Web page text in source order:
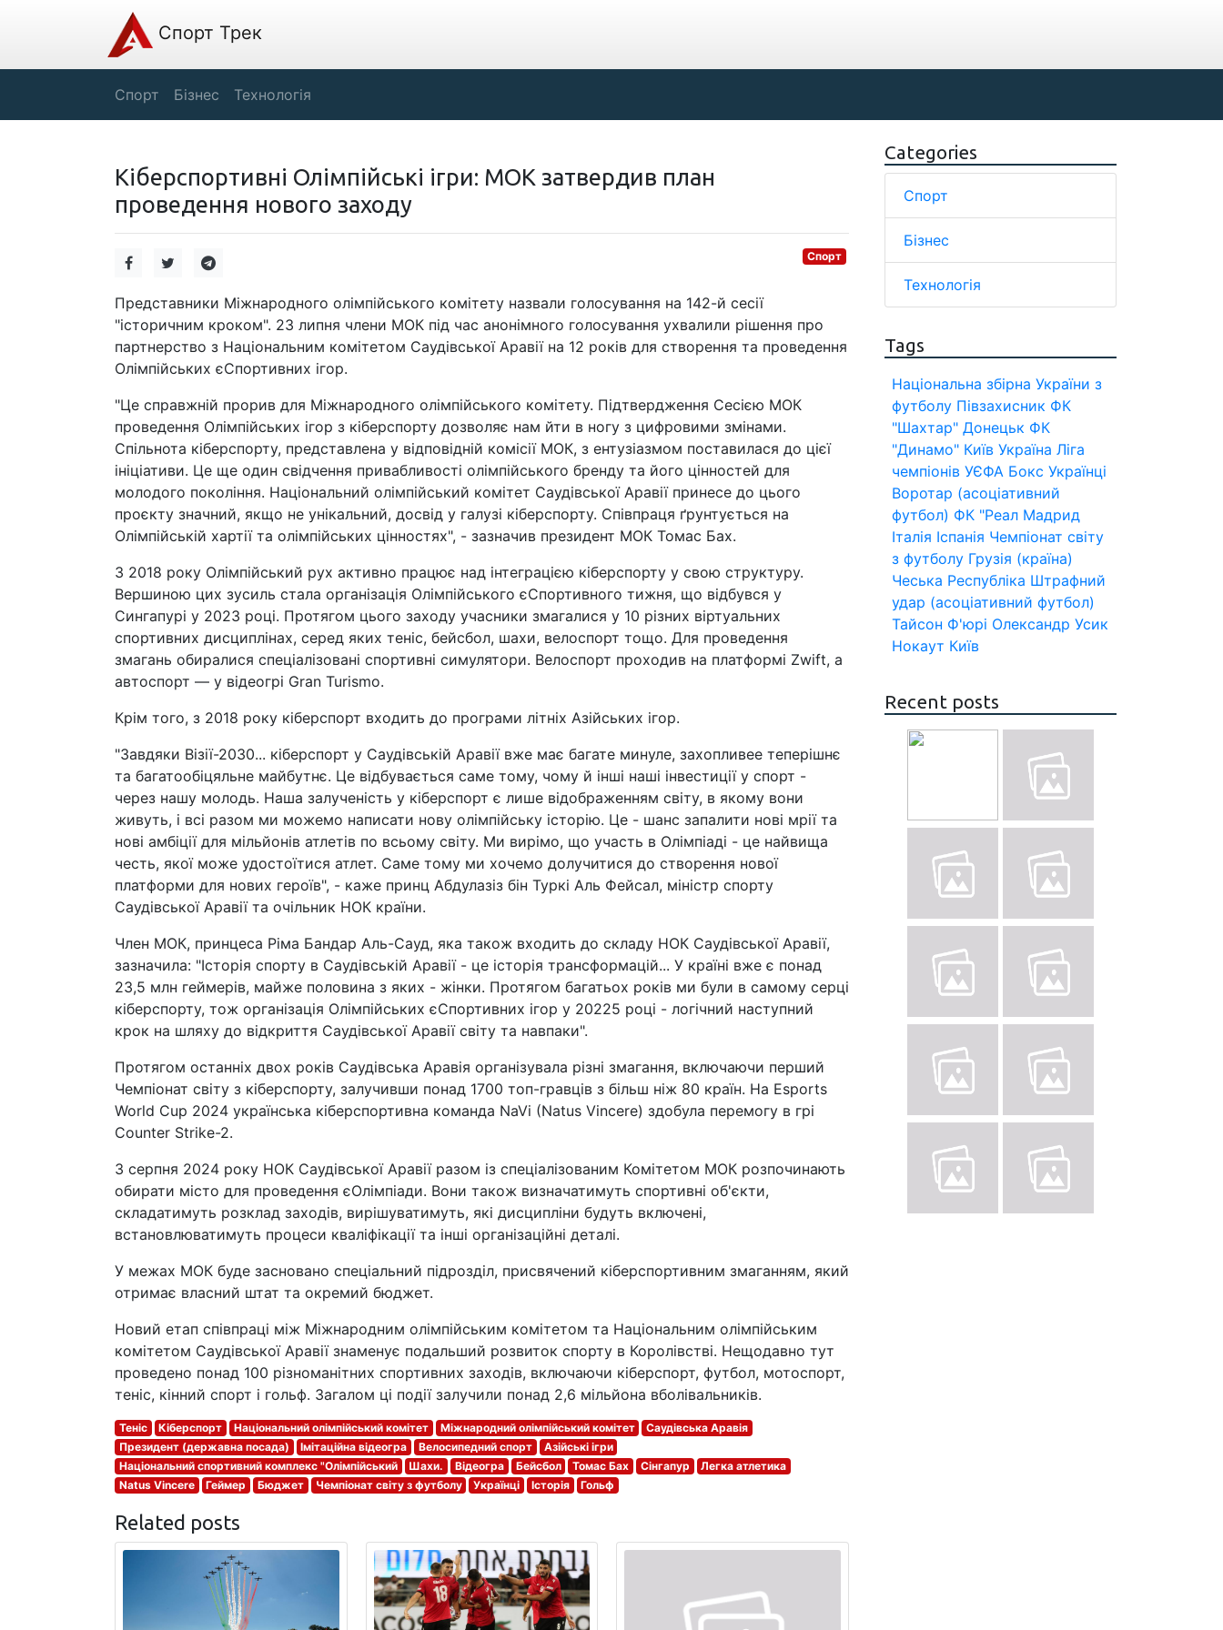
Спорт Трек
Спорт Бізнес Технологія
Кіберспортивні Олімпійські ігри: МОК затвердив план
проведення нового заходу
Спорт
Представники Міжнародного олімпійського комітету назвали голосування на 142-й сесії
"історичним кроком". 23 липня члени МОК під час анонімного голосування ухвалили рішення про
партнерство з Національним комітетом Саудівської Аравії на 12 років для створення та проведення
Олімпійських єСпортивних ігор.
"Це справжній прорив для Міжнародного олімпійського комітету. Підтвердження Сесією МОК
проведення Олімпійських ігор з кіберспорту дозволяє нам йти в ногу з цифровими змінами.
Спільнота кіберспорту, представлена у відповідній комісії МОК, з ентузіазмом поставилася до цієї
ініціативи. Це ще один свідчення привабливості олімпійського бренду та його цінностей для
молодого покоління. Національний олімпійський комітет Саудівської Аравії принесе до цього
проєкту значний, якщо не унікальний, досвід у галузі кіберспорту. Співпраця ґрунтується на
Олімпійській хартії та олімпійських цінностях", - зазначив президент МОК Томас Бах.
З 2018 року Олімпійський рух активно працює над інтеграцією кіберспорту у свою структуру.
Вершиною цих зусиль стала організація Олімпійського єСпортивного тижня, що відбувся у
Сингапурі у 2023 році. Протягом цього заходу учасники змагалися у 10 різних віртуальних
спортивних дисциплінах, серед яких теніс, бейсбол, шахи, велоспорт тощо. Для проведення
змагань обиралися спеціалізовані спортивні симулятори. Велоспорт проходив на платформі Zwift, а
автоспорт — у відеогрі Gran Turismo.
Крім того, з 2018 року кіберспорт входить до програми літніх Азійських ігор.
"Завдяки Візії-2030... кіберспорт у Саудівській Аравії вже має багате минуле, захопливее теперішнє
та багатообіцяльне майбутнє. Це відбувається саме тому, чому й інші наші інвестиції у спорт -
через нашу молодь. Наша залученість у кіберспорт є лише відображенням світу, в якому вони
живуть, і всі разом ми можемо написати нову олімпійську історію. Це - шанс запалити нові мрії та
нові амбіції для мільйонів атлетів по всьому світу. Ми вирімо, що участь в Олімпіаді - це найвища
честь, якої може удостоїтися атлет. Саме тому ми хочемо долучитися до створення нової
платформи для нових героїв", - каже принц Абдулазіз бін Туркі Аль Фейсал, міністр спорту
Саудівської Аравії та очільник НОК країни.
Член МОК, принцеса Ріма Бандар Аль-Сауд, яка також входить до складу НОК Саудівської Аравії,
зазначила: "Історія спорту в Саудівській Аравії - це історія трансформацій... У країні вже є понад
23,5 млн геймерів, майже половина з яких - жінки. Протягом багатьох років ми були в самому серці
кіберспорту, тож організація Олімпійських єСпортивних ігор у 20225 році - логічний наступний
крок на шляху до відкриття Саудівської Аравії світу та навпаки".
Протягом останніх двох років Саудівська Аравія організувала різні змагання, включаючи перший
Чемпіонат світу з кіберспорту, залучивши понад 1700 топ-гравців з більш ніж 80 країн. На Esports
World Cup 2024 українська кіберспортивна команда NaVi (Natus Vincere) здобула перемогу в грі
Counter Strike-2.
З серпня 2024 року НОК Саудівської Аравії разом із спеціалізованим Комітетом МОК розпочинають
обирати місто для проведення єОлімпіади. Вони також визначатимуть спортивні об'єкти,
складатимуть розклад заходів, вирішуватимуть, які дисципліни будуть включені,
встановлюватимуть процеси кваліфікації та інші організаційні деталі.
У межах МОК буде засновано спеціальний підрозділ, присвячений кіберспортивним змаганням, який
отримає власний штат та окремий бюджет.
Новий етап співпраці між Міжнародним олімпійським комітетом та Національним олімпійським
комітетом Саудівської Аравії знаменує подальший розвиток спорту в Королівстві. Нещодавно тут
проведено понад 100 різноманітних спортивних заходів, включаючи кіберспорт, футбол, мотоспорт,
теніс, кінний спорт і гольф. Загалом ці події залучили понад 2,6 мільйона вболівальників.
Теніс Кіберспорт Національний олімпійський комітет Міжнародний олімпійський комітет
Саудівська Аравія
Президент (державна посада)
Імітаційна відеогра Велосипедний спорт
Азійські ігри
Національний спортивний комплекс "Олімпійський
Шахи. Відеогра Бейсбол Томас Бах Сінгапур
Легка атлетика
Natus Vincere
Геймер Бюджет Чемпіонат світу з футболу Українці Історія Гольф
Related posts
Categories
Спорт
Бізнес
Технологія
Tags
Національна збірна України з
футболу Півзахисник ФК
"Шахтар" Донецьк ФК
"Динамо" Київ Україна Ліга
чемпіонів УЄФА Бокс Українці
Воротар (асоціативний
футбол) ФК "Реал Мадрид
Італія Іспанія Чемпіонат світу
з футболу Грузія (країна)
Чеська Республіка Штрафний
удар (асоціативний футбол)
Тайсон Ф'юрі Олександр Усик
Нокаут Київ
Recent posts